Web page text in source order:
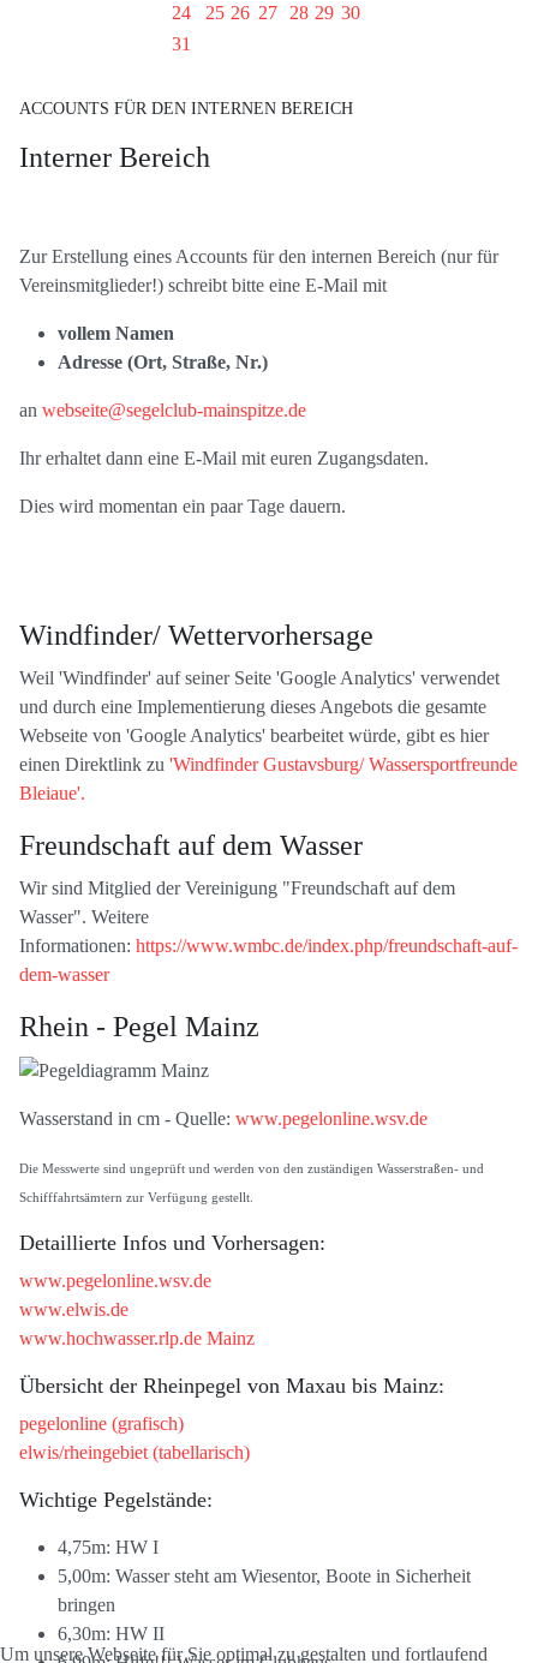
24
25 26 27 28 29 30
31
ACCOUNTS FÜR DEN INTERNEN BEREICH
Interner Bereich
Zur Erstellung eines Accounts für den internen Bereich (nur für
Vereinsmitglieder!) schreibt bitte eine E-Mail mit
vollem Namen
Adresse (Ort, Straße, Nr.)
an webseite@segelclub-mainspitze.de
Ihr erhaltet dann eine E-Mail mit euren Zugangsdaten.
Dies wird momentan ein paar Tage dauern.
Windfinder/ Wettervorhersage
Weil 'Windfinder' auf seiner Seite 'Google Analytics' verwendet
und durch eine Implementierung dieses Angebots die gesamte
Webseite von 'Google Analytics' bearbeitet würde, gibt es hier
einen Direktlink zu 'Windfinder Gustavsburg/ Wassersportfreunde
Bleiaue'.
Freundschaft auf dem Wasser
Wir sind Mitglied der Vereinigung "Freundschaft auf dem
Wasser". Weitere
Informationen: https://www.wmbc.de/index.php/freundschaft-auf-
dem-wasser
Rhein - Pegel Mainz
Wasserstand in cm - Quelle: www.pegelonline.wsv.de
Die Messwerte sind ungeprüft und werden von den zuständigen Wasserstraßen- und
Schifffahrtsämtern zur Verfügung gestellt.
Detaillierte Infos und Vorhersagen:
www.pegelonline.wsv.de
www.elwis.de
www.hochwasser.rlp.de Mainz
Übersicht der Rheinpegel von Maxau bis Mainz:
pegelonline (grafisch)
elwis/rheingebiet (tabellarisch)
Wichtige Pegelstände:
4,75m: HW I
5,00m: Wasser steht am Wiesentor, Boote in Sicherheit
bringen
6,30m: HW II
Um unsere Webseite für Sie optimal zu gestalten und fortlaufend